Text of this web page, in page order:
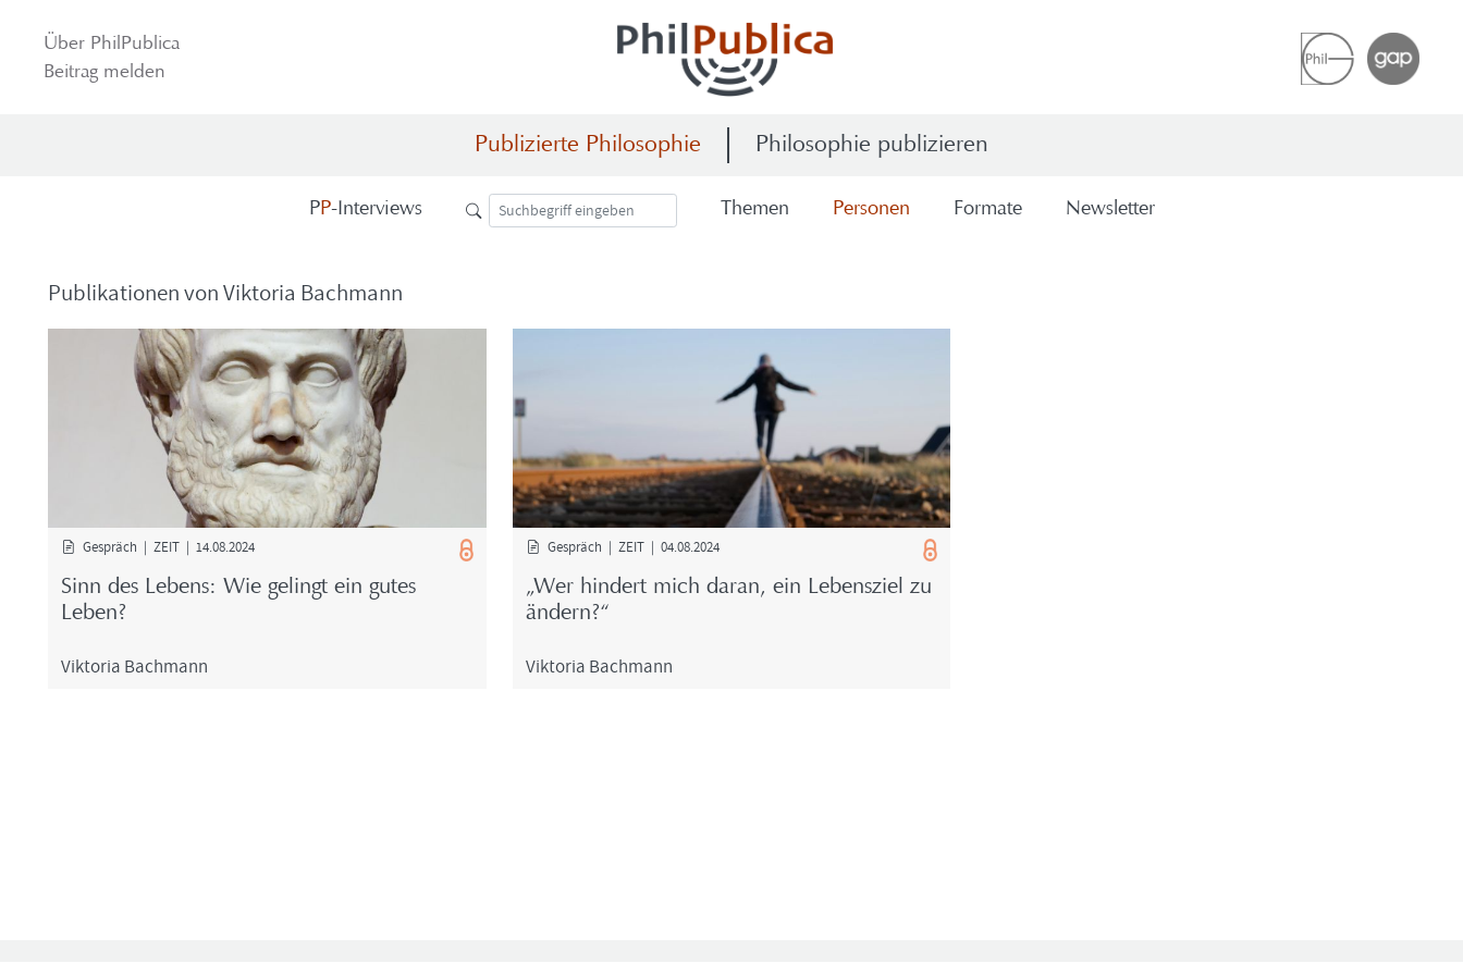
Über Phil­Pu­bli­ca
Bei­trag mel­den
Publizierte Philosophie Philosophie publizieren
PP-​Interviews The­men Per­so­nen For­ma­te News­let­ter
Pu­bli­ka­tio­nen von Vik­to­ria Bach­mann
Ge­spräch | ZEIT | 14.08.2024
Sinn des Le­bens: Wie ge­lingt ein gutes
Leben?
Vik­to­ria Bach­mann
Ge­spräch | ZEIT | 04.08.2024
„Wer hin­dert mich daran, ein Le­bens­ziel zu
än­dern?“
Vik­to­ria Bach­mann